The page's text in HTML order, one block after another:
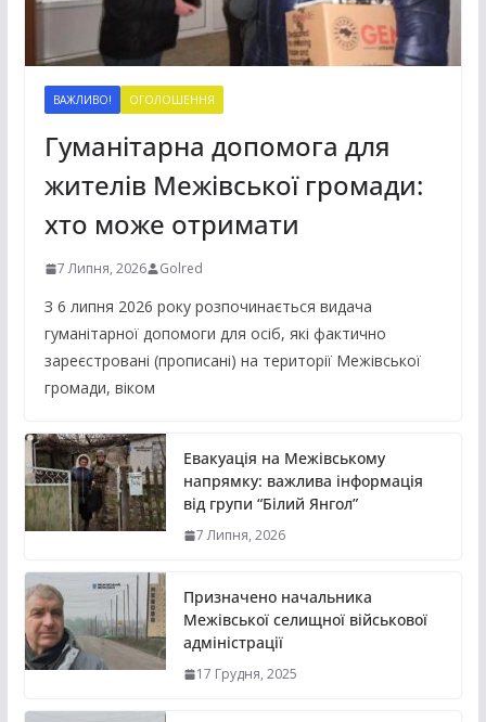
ВАЖЛИВО! ОГОЛОШЕННЯ
Гуманітарна допомога для
жителів Межівської громади:
хто може отримати
7 Липня, 2026 Golred
З 6 липня 2026 року розпочинається видача
гуманітарної допомоги для осіб, які фактично
зареєстровані (прописані) на території Межівської
громади, віком
Евакуація на Межівському
напрямку: важлива інформація
від групи “Білий Янгол”
7 Липня, 2026
Призначено начальника
Межівської селищної військової
адміністрації
17 Грудня, 2025